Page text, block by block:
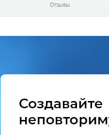
Отзывы